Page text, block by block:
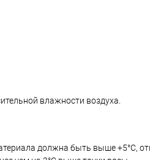
влажности воздуха.
должна быть выше +5°C,